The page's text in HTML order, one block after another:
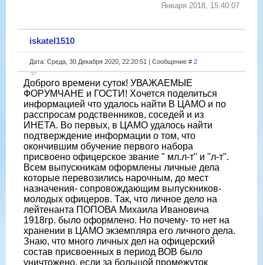
Января 2018, 15:40:07
iskatel1510
Дата: Среда, 30 Декабря 2020, 22:20:51 | Сообщение # 2
Доброго времени суток! УВАЖАЕМЫЕ
ФОРУМЧАНЕ и ГОСТИ! Хочется поделиться
информацией что удалось найти В ЦАМО и по
расспросам родственников, соседей и из
ИНЕТА. Во первых, в ЦАМО удалось найти
подтверждение информации о том, что
окончившим обучение первого набора
присвоено офицерское звание " мл.л-т" и "л-т".
Всем выпускникам оформлены личные дела
которые перевозились нарочным, до мест
назначения- сопровождающим выпускников-
молодых офицеров. Так, что личное дело на
лейтенанта ПОПОВА Михаила Ивановича
1918гр. было оформлено. Но почему- то нет на
хранении в ЦАМО экземпляра его личного дела.
Знаю, что много личных дел на офицерский
состав присвоенных в период ВОВ было
уничтожено, если за большой промежуток